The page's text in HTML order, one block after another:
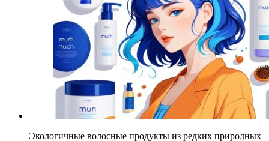
Экологичные волосные продукты из редких природных